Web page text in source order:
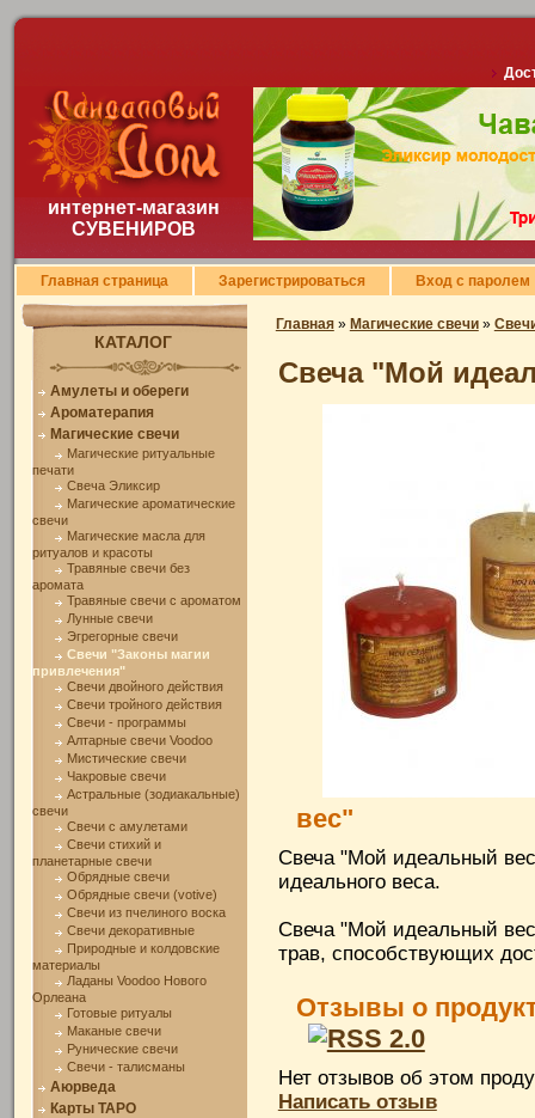
интернет-магазин
СУВЕНИРОВ
Главная страница Зарегистрироваться Вход с паролем
КАТАЛОГ
Амулеты и обереги
Ароматерапия
Магические свечи
Магические ритуальные
печати
Свеча Эликсир
Магические ароматические
свечи
Магические масла для
ритуалов и красоты
Травяные свечи без
аромата
Травяные свечи с ароматом
Лунные свечи
Эгрегорные свечи
Свечи "Законы магии
привлечения"
Свечи двойного действия
Свечи тройного действия
Свечи - программы
Алтарные свечи Voodoo
Мистические свечи
Чакровые свечи
Астральные (зодиакальные)
свечи
Свечи с амулетами
Свечи стихий и
планетарные свечи
Обрядные свечи
Обрядные свечи (votive)
Свечи из пчелиного воска
Свечи декоративные
Природные и колдовские
материалы
Ладаны Voodoo Нового
Орлеана
Готовые ритуалы
Маканые свечи
Рунические свечи
Свечи - талисманы
Аюрведа
Карты ТАРО
Главная» Магические свечи»
Свеча "Мой
вес"
Свеча "Мой идеальный
идеального веса.
Свеча "Мой идеальный
трав, способствующих
Отзывы о
Нет отзывов об этом
Написать отзыв